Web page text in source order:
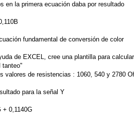
en la primera ecuación daba por resultado
fundamental de conversión de color
de EXCEL, cree una plantilla para
tanteo"
valores de resistencias : 1060, 540 y 2780
para la señal Y
+ 0,1140G